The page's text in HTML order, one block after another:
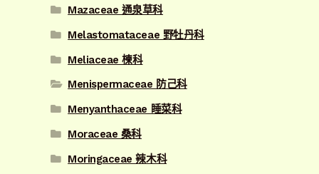
Mazaceae 通泉草科
Melastomataceae 野牡丹科
Meliaceae 楝科
Menispermaceae 防己科
Menyanthaceae 睡菜科
Moraceae 桑科
Moringaceae 辣木科